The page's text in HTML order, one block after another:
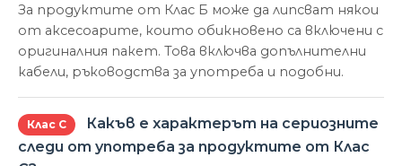
За продуктите от Клас Б може да липсват някои
от аксесоарите, които обикновено са включени с
оригиналния пакет. Това включва допълнителни
кабели, ръководства за употреба и подобни.
Клас С
Какъв е характерът на сериозните
следи от употреба за продуктите от Клас